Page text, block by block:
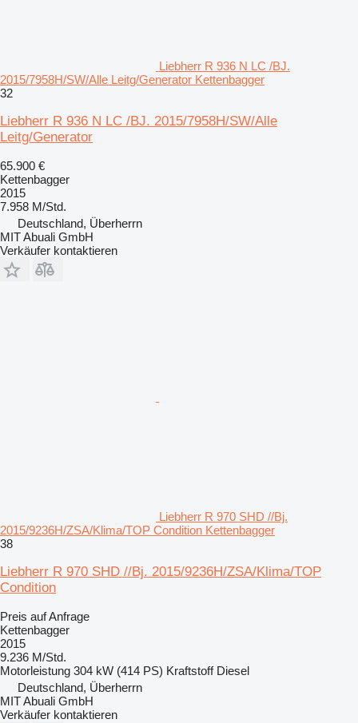
Liebherr R 936 N LC /BJ.
2015/7958H/SW/Alle Leitg/Generator Kettenbagger
32
Liebherr R 936 N LC /BJ. 2015/7958H/SW/Alle
Leitg/Generator
65.900 €
Kettenbagger
2015
7.958 M/Std.
Deutschland, Überherrn
MIT Abuali GmbH
Verkäufer kontaktieren
Liebherr R 970 SHD //Bj.
2015/9236H/ZSA/Klima/TOP Condition Kettenbagger
38
Liebherr R 970 SHD //Bj. 2015/9236H/ZSA/Klima/TOP
Condition
Preis auf Anfrage
Kettenbagger
2015
9.236 M/Std.
Motorleistung 304 kW (414 PS) Kraftstoff Diesel
Deutschland, Überherrn
MIT Abuali GmbH
Verkäufer kontaktieren